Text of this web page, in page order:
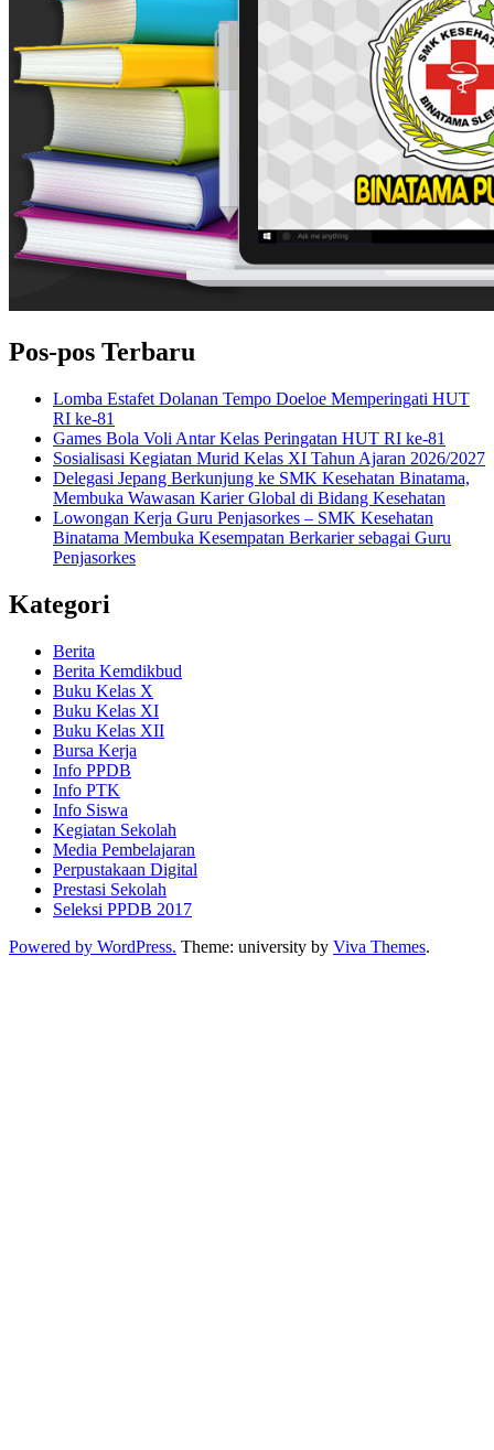
Pos-pos Terbaru
Lomba Estafet Dolanan Tempo Doeloe Memperingati HUT
RI ke-81
Games Bola Voli Antar Kelas Peringatan HUT RI ke-81
Sosialisasi Kegiatan Murid Kelas XI Tahun Ajaran 2026/2027
Delegasi Jepang Berkunjung ke SMK Kesehatan Binatama,
Membuka Wawasan Karier Global di Bidang Kesehatan
Lowongan Kerja Guru Penjasorkes – SMK Kesehatan
Binatama Membuka Kesempatan Berkarier sebagai Guru
Penjasorkes
Kategori
Berita
Berita Kemdikbud
Buku Kelas X
Buku Kelas XI
Buku Kelas XII
Bursa Kerja
Info PPDB
Info PTK
Info Siswa
Kegiatan Sekolah
Media Pembelajaran
Perpustakaan Digital
Prestasi Sekolah
Seleksi PPDB 2017
Powered by WordPress. Theme: university by Viva Themes.